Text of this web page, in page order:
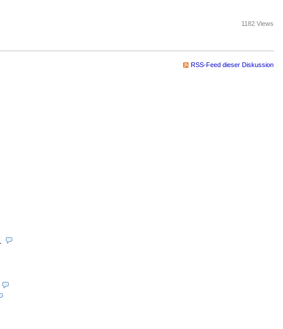
1182 Views
RSS-Feed dieser Diskussion